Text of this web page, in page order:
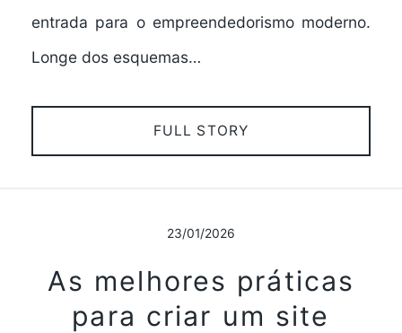
entrada para o empreendedorismo moderno.
Longe dos esquemas…
FULL STORY
23/01/2026
As melhores práticas
para criar um site